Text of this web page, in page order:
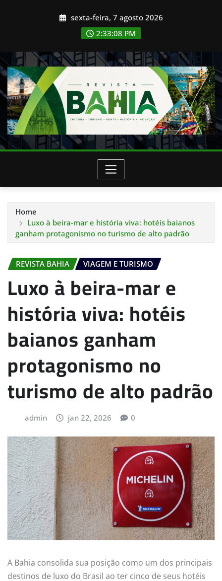
sexta-feira, 7 agosto 2026
2:33:10 PM
Home
Luxo à beira-mar e história viva: hotéis baianos
ganham protagonismo no turismo de alto padrão
REVISTA BAHIA VIAGEM E TURISMO
Luxo à beira-mar e
história viva: hotéis
baianos ganham
protagonismo no
turismo de alto padrão
admin jan 22, 2026 0
A Bahia consolida sua posição como um dos principais
destinos de luxo do Brasil ao ter cinco de seus hotéis